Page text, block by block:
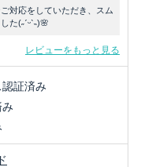
対応をしていただき、スム
た(˶ˊᵕˋ˵)🌸
レビューをもっと見る
認証済み